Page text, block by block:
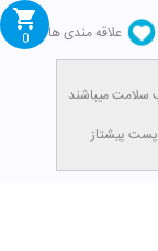
علاقه مندی ها
0